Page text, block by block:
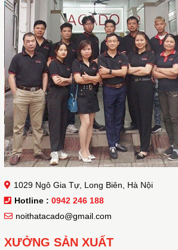
1029 Ngô Gia Tự, Long Biên, Hà Nội
Hotline : 0942 246 188
noithatacado@gmail.com
XƯỞNG SẢN XUẤT